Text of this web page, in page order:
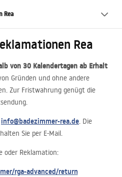
Rea
Rea
von 30 Kalendertagen ab Erhalt
Gründen und ohne andere
Zur Fristwahrung genügt die
info@badezimmer-rea.de. Die
Sie per E-Mail.
oder Reklamation:
rga-advanced/return